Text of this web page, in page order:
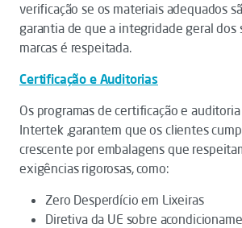
verificação se os materiais adequados
garantia de que a integridade geral dos
marcas é respeitada.
Certificação e Auditorias
Os programas de certificação e
Intertek ,garantem que os clientes
crescente por embalagens que
exigências rigorosas, como:
Zero Desperdício em Lixeiras
Diretiva da UE sobre